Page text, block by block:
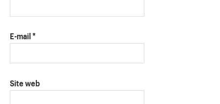
E-mail *
Site web